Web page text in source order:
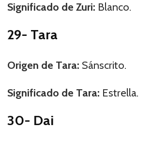
Significado de Zuri: Blanco.
29- Tara
Origen de Tara: Sánscrito.
Significado de Tara: Estrella.
30- Dai